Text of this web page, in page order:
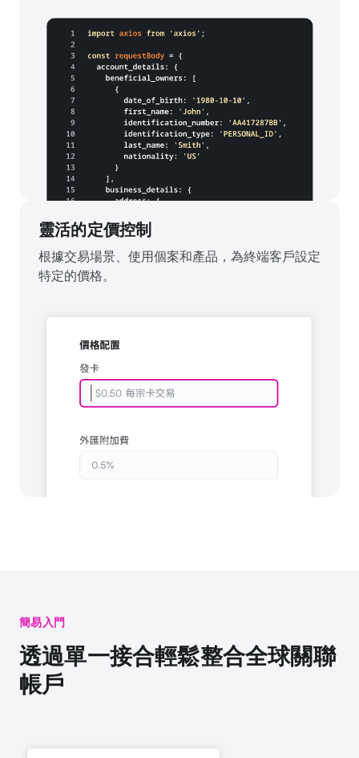
靈活的定價控制
根據交易場景、使用個案和產品，為終端客戶設定
特定的價格。
簡易入門
透過單一接合輕鬆整合全球關聯
帳戶